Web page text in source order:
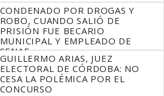
CONDENADO POR DROGAS Y
ROBO, CUANDO SALIÓ DE
PRISIÓN FUE BECARIO
MUNICIPAL Y EMPLEADO DE
SENAF
GUILLERMO ARIAS, JUEZ
ELECTORAL DE CÓRDOBA: NO
CESA LA POLÉMICA POR EL
CONCURSO